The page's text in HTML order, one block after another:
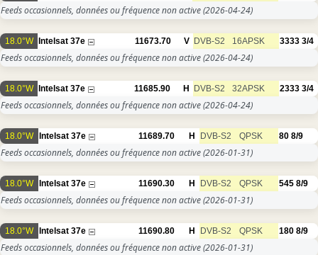
Feeds occasionnels, données ou fréquence non active(2026-04-24)
18.0°W Intelsat 37e 11673.70 V DVB-S2 16APSK 3333 3/4
Feeds occasionnels, données ou fréquence non active(2026-04-24)
18.0°W Intelsat 37e 11685.90 H DVB-S2 32APSK 2333 3/4
Feeds occasionnels, données ou fréquence non active(2026-04-24)
18.0°W Intelsat 37e 11689.70 H DVB-S2 QPSK 80 8/9
Feeds occasionnels, données ou fréquence non active(2026-01-31)
18.0°W Intelsat 37e 11690.30 H DVB-S2 QPSK 545 8/9
Feeds occasionnels, données ou fréquence non active(2026-01-31)
18.0°W Intelsat 37e 11690.80 H DVB-S2 QPSK 180 8/9
Feeds occasionnels, données ou fréquence non active(2026-01-31)